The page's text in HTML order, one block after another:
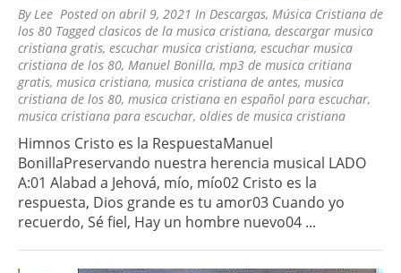
ByLee Posted on abril 9, 2021 In Descargas, Música Cristiana de
los 80 Taggedclasicos de la musica cristiana, descargar musica
cristiana gratis, escuchar musica cristiana, escuchar musica
cristiana de los 80, Manuel Bonilla, mp3 de musica critiana
gratis, musica cristiana, musica cristiana de antes, musica
cristiana de los 80, musica cristiana en español para escuchar,
musica cristiana para escuchar, oldies de musica cristiana
Himnos Cristo es la RespuestaManuel
BonillaPreservando nuestra herencia musical LADO
A:01 Alabad a Jehová, mío, mío02 Cristo es la
respuesta, Dios grande es tu amor03 Cuando yo
recuerdo, Sé fiel, Hay un hombre nuevo04 ...